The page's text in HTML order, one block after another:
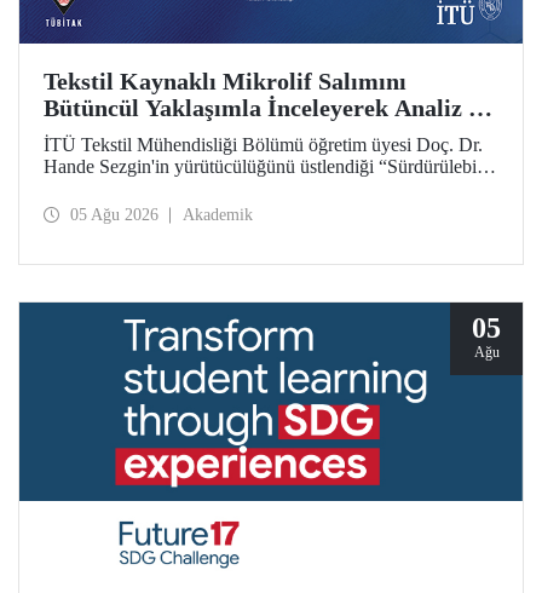
Tekstil Kaynaklı Mikrolif Salımını
Bütüncül Yaklaşımla İnceleyerek Analiz ve
Azaltım Stratejileri Geliştirecek Projeye
TÜBİTAK Desteği
İTÜ Tekstil Mühendisliği Bölümü öğretim üyesi Doç. Dr.
Hande Sezgin'in yürütücülüğünü üstlendiği “Sürdürülebilir
Koşullarına Bağlı Mikrolif Salımı: Aşınma, UV Maruziyeti
kapsamında desteklenmeye hak kazandı.
05 Ağu 2026 Akademik
05
Ağu